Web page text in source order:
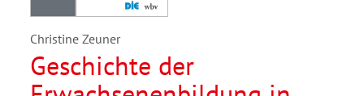
Christine Zeuner
Geschichte der